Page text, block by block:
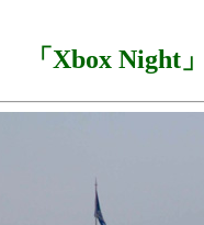
「Xbox Night